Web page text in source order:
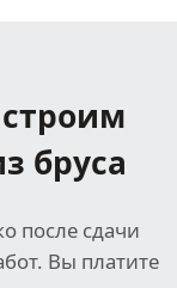
бруса
после сдачи
Вы платите